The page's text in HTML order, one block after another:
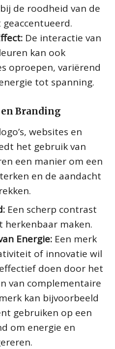
de roodheid van de
De interactie van
kan ook
oproepen, variërend
tot spanning.
Branding
websites en
het gebruik van
een manier om een
en de aandacht
Een scherp contrast
herkenbaar maken.
Energie: Een merk
of innovatie wil
doen door het
van complementaire
kan bijvoorbeeld
gebruiken op een
om energie en